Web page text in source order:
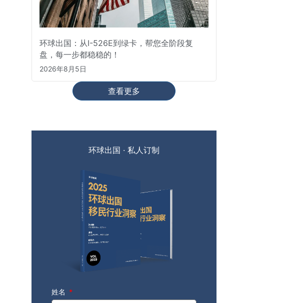
环球出国：从I-526E到绿卡，帮您全阶段复
盘，每一步都稳稳的！
2026年8月5日
查看更多
环球出国 · 私人订制
姓名